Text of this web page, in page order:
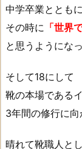
中学卒業ととも
その時に 「世界
と思うようにな
そして18にして
靴の本場である
3年間の修行に向
晴れて靴職人と